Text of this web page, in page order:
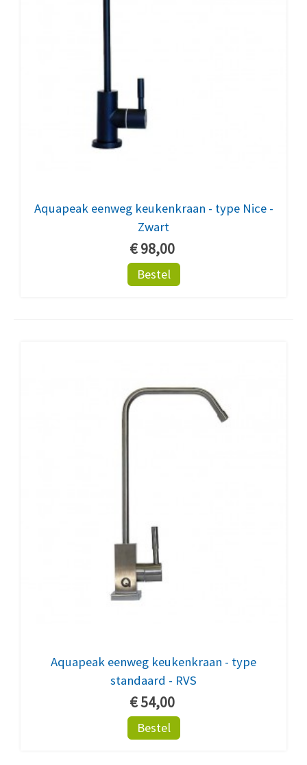
Aquapeak eenweg keukenkraan - type Nice -
Zwart
€ 98,00
Bestel
Aquapeak eenweg keukenkraan - type
standaard - RVS
€ 54,00
Bestel